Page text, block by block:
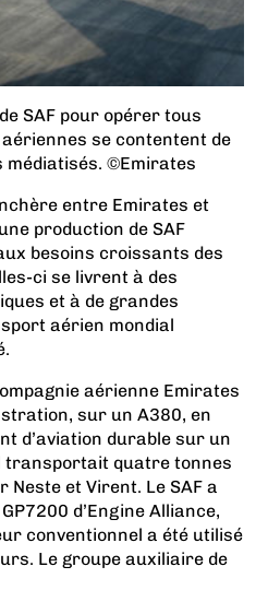
SAF pour opérer tous
se contentent de
médiatisés. ©Emirates
entre Emirates et
production de SAF
besoins croissants des
ci se livrent à des
et à de grandes
aérien mondial
aérienne Emirates
sur un A380, en
d’aviation durable sur un
transportait quatre tonnes
et Virent. Le SAF a
d’Engine Alliance,
conventionnel a été utilisé
Le groupe auxiliaire de